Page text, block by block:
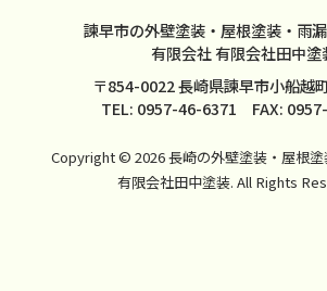
諫早市の外壁塗装・屋根塗装・雨
有限会社 有限会社田中塗
〒854-0022 長崎県諫早市小船越
TEL: 0957-46-6371 FAX:
Copyright © 2026 長崎の外壁塗装・屋根
有限会社田中塗装. All Rights